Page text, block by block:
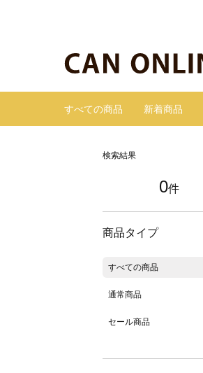
すべての商品 新着商品
検索結果
0件
商品タイプ
すべての商品
通常商品
セール商品